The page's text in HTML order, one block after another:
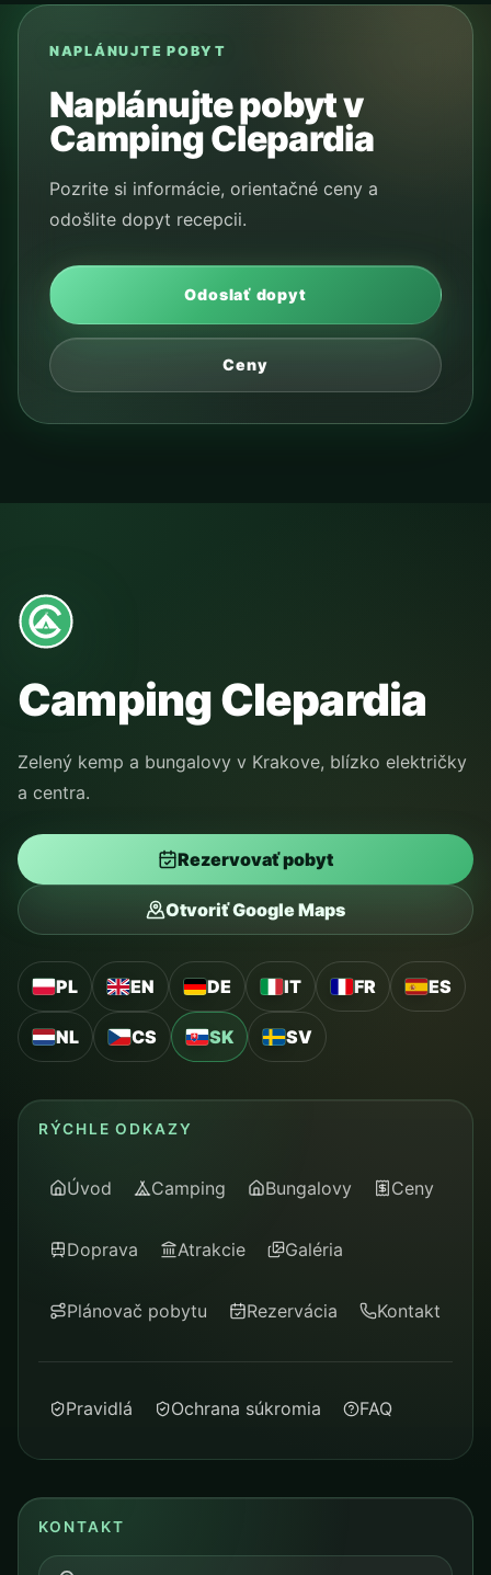
NAPLÁNUJTE POBYT
Naplánujte pobyt v
Camping Clepardia
Pozrite si informácie, orientačné ceny a
odošlite dopyt recepcii.
Odoslať dopyt
Ceny
Camping Clepardia
Zelený kemp a bungalovy v Krakove, blízko električky
a centra.
Rezervovať pobyt
Otvoriť Google Maps
PL EN DE IT FR ES
NL CS SK SV
RÝCHLE ODKAZY
Úvod Camping Bungalovy Ceny
Doprava Atrakcie Galéria
Plánovač pobytu Rezervácia Kontakt
Pravidlá Ochrana súkromia FAQ
KONTAKT